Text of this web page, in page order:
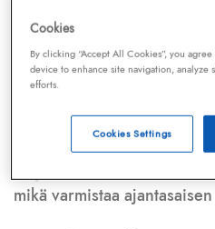
Puhelinnumero
Telemarkkinointiliiton ja
tietokannasta, joka kattaa
Lisäksi tunnistamme
puhelinhuijarin numero,
huijausviesti.
mikä varmistaa
Cookies
By clicking “Accept All Cookies”, you
device to enhance site navigation, analyze
efforts.
Cookies Settings